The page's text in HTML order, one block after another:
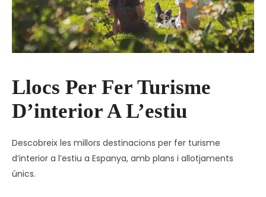
Llocs Per Fer Turisme
D’interior A L’estiu
Descobreix les millors destinacions per fer turisme
d’interior a l’estiu a Espanya, amb plans i allotjaments
únics.